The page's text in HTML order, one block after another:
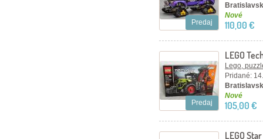
Predaj
Nové
110,00 €
Predaj
LEGO
TRAC VC
Lego,
Pridané:
Nové
105,00 €
LEGO